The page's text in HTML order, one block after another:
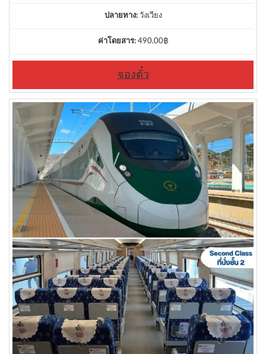
ปลายทาง: วังเวียง
ค่าโดยสาร: 490.00฿
จองตั๋ว